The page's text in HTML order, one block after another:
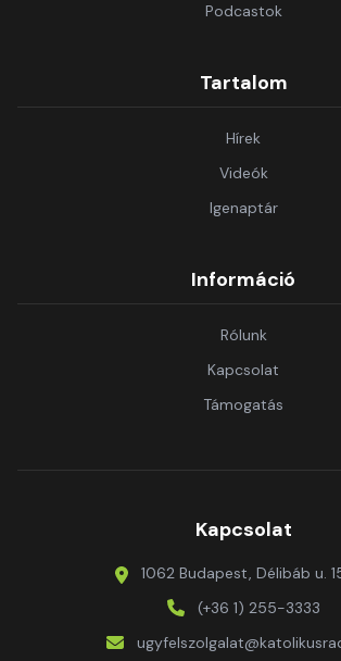
Podcastok
Tartalom
Hírek
Videók
Igenaptár
Információ
Rólunk
Kapcsolat
Támogatás
Kapcsolat
1062 Budapest, Délibáb u.
(+36 1) 255-3333